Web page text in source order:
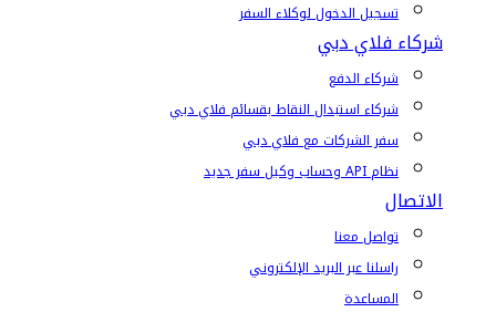
تسجيل الدخول لوكلاء السفر
شركاء فلاي دبي
شركاء الدفع
شركاء استبدال النقاط بقسائم فلاي دبي
سفر الشركات مع فلاي دبي
نظام API وحساب وكيل سفر جديد
الاتصال
تواصل معنا
راسلنا عبر البريد الإلكتروني
المساعدة